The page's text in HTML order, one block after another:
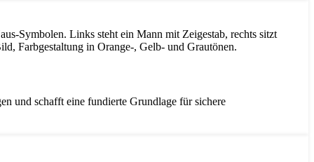
und schafft eine fundierte Grundlage für sichere